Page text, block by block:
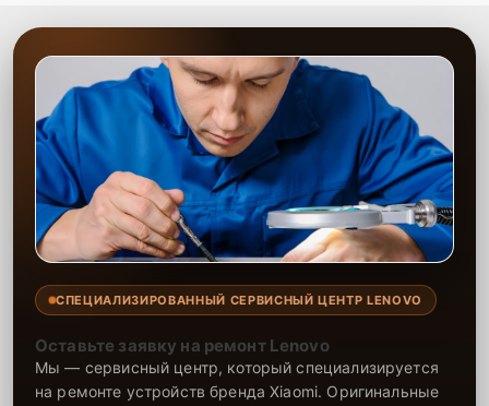
СПЕЦИАЛИЗИРОВАННЫЙ СЕРВИСНЫЙ ЦЕНТР LENOVO
Оставьте заявку на ремонт Lenovo
Мы — сервисный центр, который специализируется
на ремонте устройств бренда Xiaomi. Оригинальные